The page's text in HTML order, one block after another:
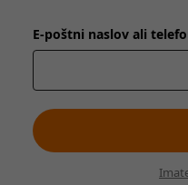
E-poštni naslov ali